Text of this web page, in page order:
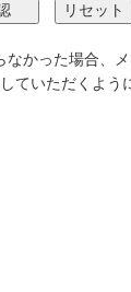
かった場合、
ていただくよう